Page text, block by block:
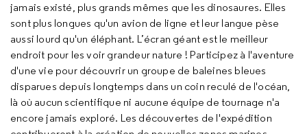
jamais existé, plus grands mêmes que les dinosaures. Elles
sont plus longues qu'un avion de ligne et leur langue pèse
aussi lourd qu'un éléphant. L’écran géant est le meilleur
endroit pour les voir grandeur nature ! Participez à l'aventure
d'une vie pour découvrir un groupe de baleines bleues
disparues depuis longtemps dans un coin reculé de l'océan,
là où aucun scientifique ni aucune équipe de tournage n'a
encore jamais exploré. Les découvertes de l'expédition